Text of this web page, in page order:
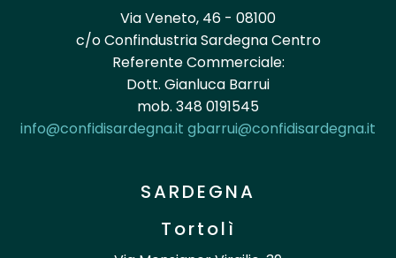
Via Veneto, 46 - 08100
c/o Confindustria Sardegna Centro
Referente Commerciale:
Dott. Gianluca Barrui
mob. 348 0191545
info@confidisardegna.it gbarrui@confidisardegna.it
SARDEGNA
Tortolì